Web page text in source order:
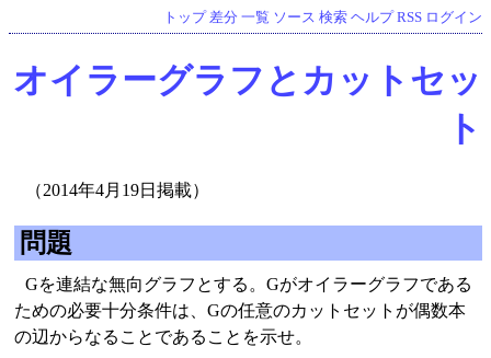
トップ 差分 一覧 ソース 検索 ヘルプ RSS ログイン
オイラーグラフとカットセッ
ト
（2014年4月19日掲載）
問題
Gを連結な無向グラフとする。Gがオイラーグラフである
ための必要十分条件は、Gの任意のカットセットが偶数本
の辺からなることであることを示せ。